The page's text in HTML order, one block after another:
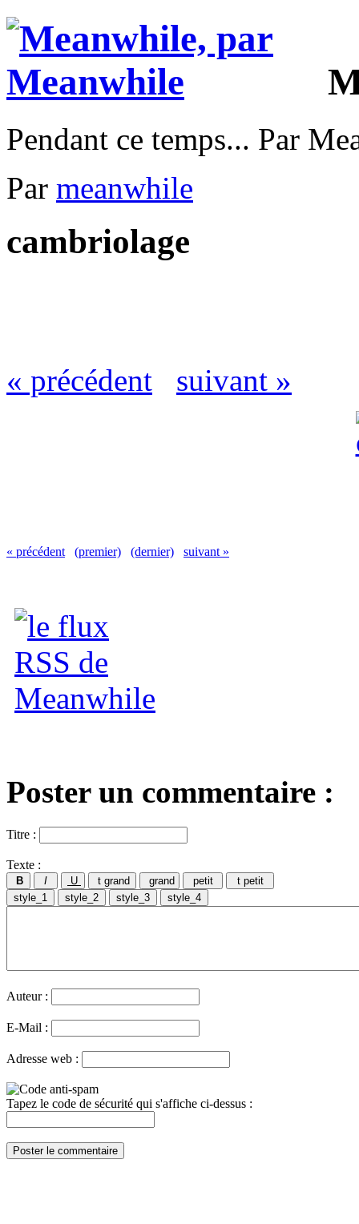
Pendant ce temps... Par
Par meanwhile
cambriolage
« précédent suivant »
« précédent (premier) (dernier) suivant »
Poster un commentaire :
Titre :
Texte :
Auteur :
E-Mail :
Adresse web :
Tapez le code de sécurité qui s'affiche ci-dessus :